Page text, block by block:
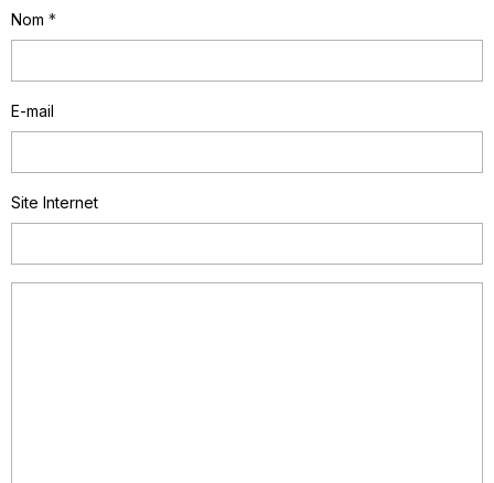
Nom
E-mail
Site Internet